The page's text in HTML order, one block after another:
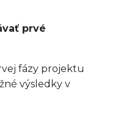
prvé
fázy projektu
výsledky v